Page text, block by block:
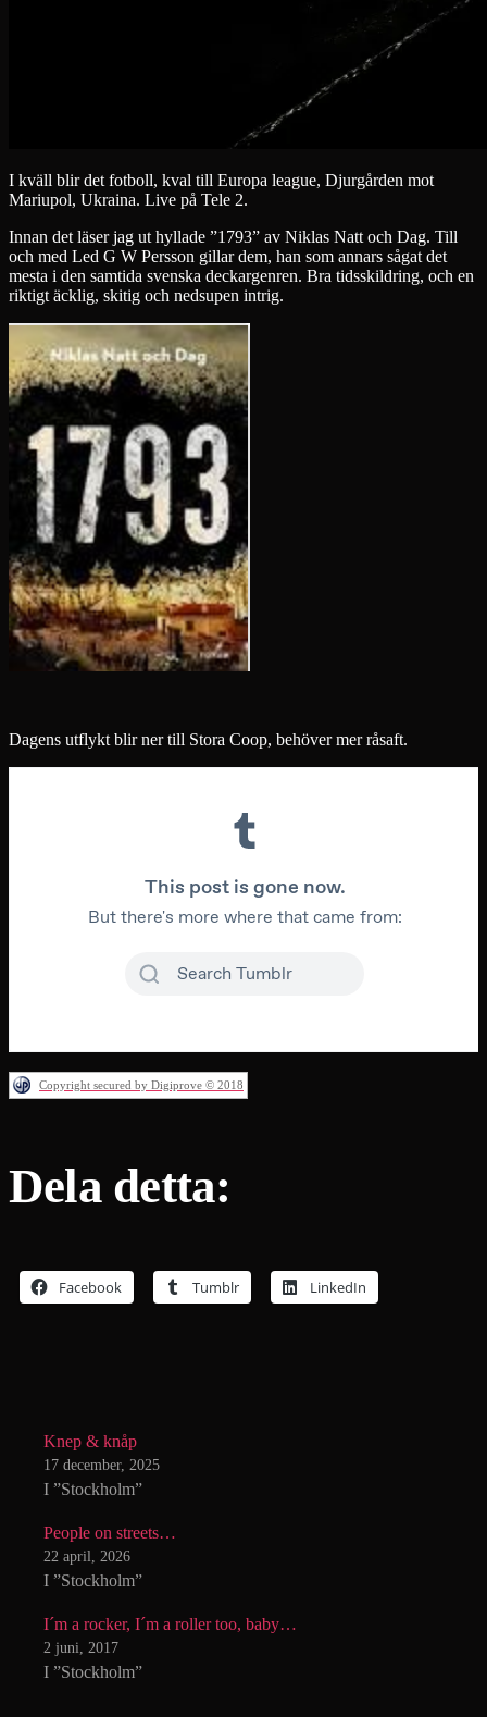
I kväll blir det fotboll, kval till Europa league, Djurgården mot
Mariupol, Ukraina. Live på Tele 2.
Innan det läser jag ut hyllade ”1793” av Niklas Natt och Dag. Till
och med Led G W Persson gillar dem, han som annars sågat det
mesta i den samtida svenska deckargenren. Bra tidsskildring, och en
riktigt äcklig, skitig och nedsupen intrig.
Dagens utflykt blir ner till Stora Coop, behöver mer råsaft.
Copyright secured by Digiprove © 2018
Dela detta:
Facebook Tumblr LinkedIn
Knep & knåp
17 december, 2025
I ”Stockholm”
People on streets…
22 april, 2026
I ”Stockholm”
I´m a rocker, I´m a roller too, baby…
2 juni, 2017
I ”Stockholm”